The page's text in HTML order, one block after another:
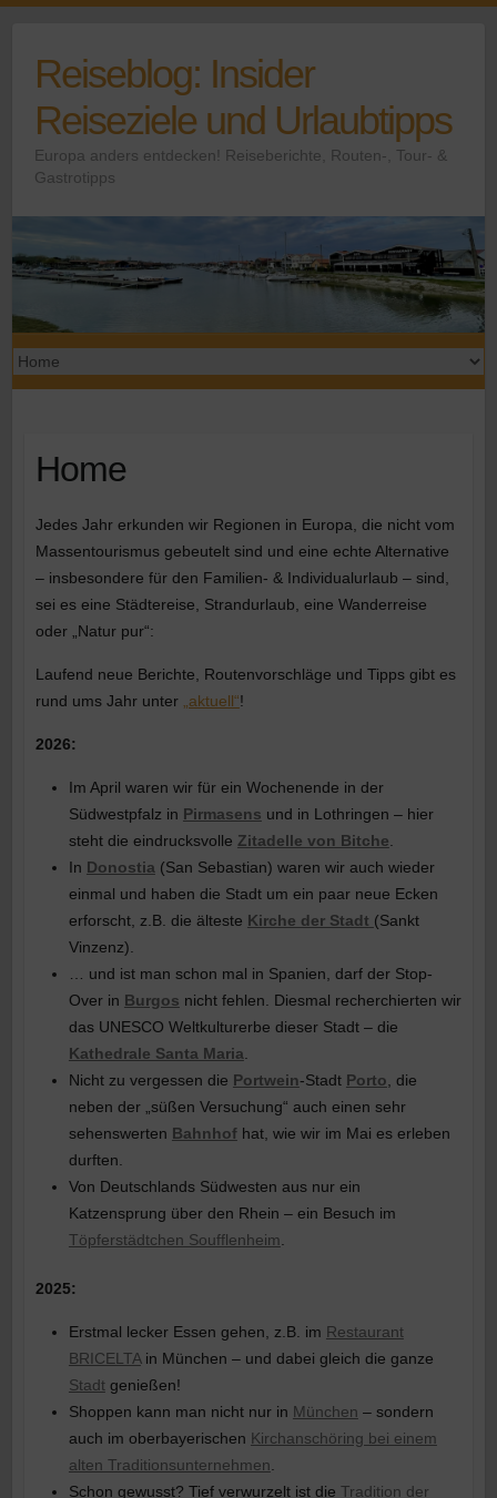
contentReiseblog: Insider
Reiseziele und Urlaubtipps
Europa anders entdecken! Reiseberichte, Routen-, Tour- &
Gastrotipps
Home
Jedes Jahr erkunden wir Regionen in Europa, die nicht vom
Massentourismus gebeutelt sind und eine echte Alternative
– insbesondere für den Familien- & Individualurlaub – sind,
sei es eine Städtereise, Strandurlaub, eine Wanderreise
oder „Natur pur“:
Laufend neue Berichte, Routenvorschläge und Tipps gibt es
rund ums Jahr unter
„aktuell“!
2026:
Im April waren wir für ein Wochenende in der
Südwestpfalz in Pirmasens und in Lothringen – hier
steht die eindrucksvolle Zitadelle von Bitche
In Donostia (San Sebastian) waren wir auch wieder
einmal und haben die Stadt um ein paar neue Ecken
erforscht, z.B. die älteste Kirche der Stadt (Sankt
Vinzenz).
… und ist man schon mal in Spanien, darf der Stop-
Over in Burgos nicht fehlen. Diesmal recherchierten wir
das UNESCO Weltkulturerbe dieser Stadt – die
Kathedrale Santa Maria
Nicht zu vergessen die Portwein-Stadt Porto , die
neben der „süßen Versuchung“ auch einen sehr
sehenswerten Bahnhofhat, wie wir im Mai es erleben
durften.
Von Deutschlands Südwesten aus nur ein
Katzensprung über den Rhein – ein Besuch im
Töpferstädtchen Soufflenheim
2025:
Erstmal lecker Essen gehen, z.B. im Restaurant
BRICELTAin München – und dabei gleich die ganze
Stadtgenießen!
Shoppen kann man nicht nur in München – sondern
auch im oberbayerischen Kirchanschöring bei einem
alten Traditionsunternehmen
Schon gewusst? Tief verwurzelt ist die Tradition der